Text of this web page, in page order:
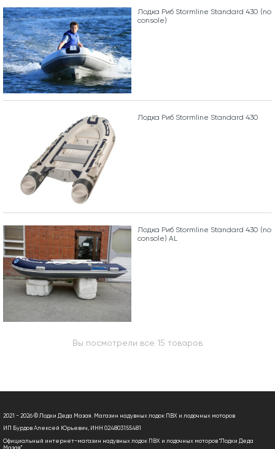
Лодка Риб Stormline Standard 430 (no
console)
Лодка Риб Stormline Standard 430
Лодка Риб Stormline Standard 430 (no
console) AL
Вы посмотрели все 15 товаров
2021 - 2026 © Лодки Деда Мазая. Магазин надувных лодок ПВХ и лодочных моторов
ИП Бурдов Алексей Юрьевич, ИНН 024803155481
Официальный интернет-магазин надувных лодок ПВХ и лодочных моторов "Лодки Деда
Мазая"